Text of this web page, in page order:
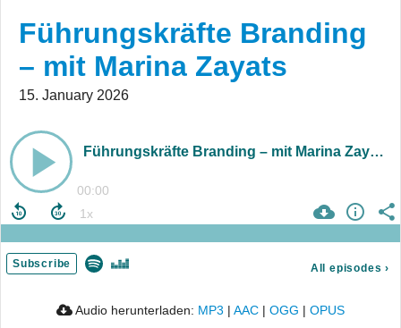
Führungskräfte Branding
– mit Marina Zayats
15. January 2026
Führungskräfte Branding – mit Marina Zayats
00:00
Subscribe All episodes ›
Audio herunterladen: MP3 | AAC | OGG | OPUS